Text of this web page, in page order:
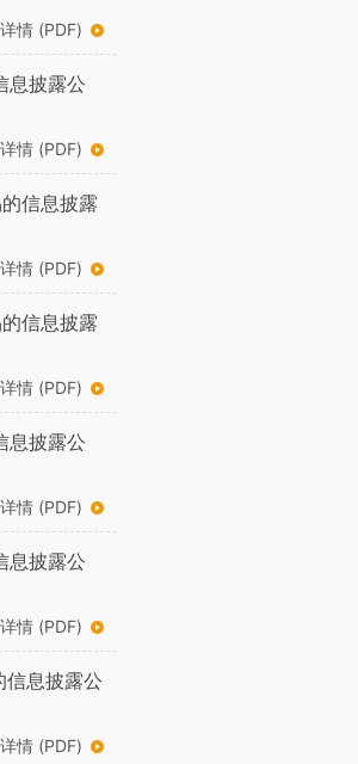
详情 (PDF)
息披露公
详情 (PDF)
信息披露
详情 (PDF)
信息披露
详情 (PDF)
息披露公
详情 (PDF)
息披露公
详情 (PDF)
信息披露公
详情 (PDF)